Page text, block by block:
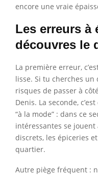
encore une vraie
Les erreurs à
découvres le
La première erreur,
lisse. Si tu cherches
risques de passer à
Denis. La seconde,
“à la mode” : dans ce
intéressantes se
discrets, les épiceries
quartier.
Autre piège fréquent :